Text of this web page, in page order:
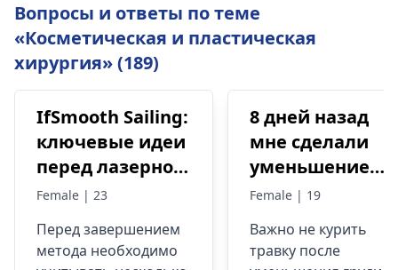
Вопросы и ответы по теме
«Косметическая и пластическая
хирургия» (189)
IfSmooth Sailing:
ключевые идеи
перед лазерной
эпиляцией?
Female | 23
Перед завершением
метода необходимо
8 дней назад
мне сделали
уменьшение
груди и
липосакцию.
Female | 19
Важно не курить
травку после